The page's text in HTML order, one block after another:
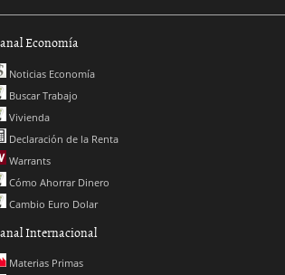
Economía
Noticias Economía
Buscar Trabajo
Vivienda
Declaración de la Renta
Warrants
Cómo Ahorrar Dinero
Cambio Euro Dolar
Internacional
Materias Primas